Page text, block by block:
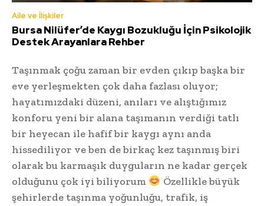
Aile ve İlişkiler
Bursa Nilüfer’de Kaygı Bozukluğu İçin Psikolojik
Destek Arayanlara Rehber
Taşınmak çoğu zaman bir evden çıkıp başka bir
eve yerleşmekten çok daha fazlası oluyor;
hayatımızdaki düzeni, anıları ve alıştığımız
konforu yeni bir alana taşımanın verdiği tatlı
bir heyecan ile hafif bir kaygı aynı anda
hissediliyor ve ben de birkaç kez taşınmış biri
olarak bu karmaşık duyguların ne kadar gerçek
olduğunu çok iyi biliyorum
Özellikle büyük
şehirlerde taşınma yoğunluğu, trafik, iş